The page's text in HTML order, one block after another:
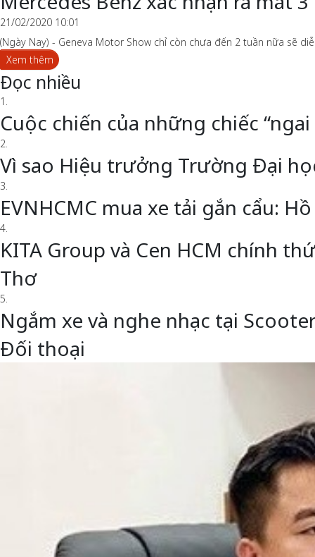
21/02/2020 10:01
(Ngày Nay) - Geneva Motor Show chỉ còn chưa đến 2 tuần nữa sẽ
Xem thêm
Đọc nhiều
1.
Cuộc chiến của những chiếc
2.
Vì sao Hiệu trưởng Trường Đại
3.
EVNHCMC mua xe tải gắn cẩu:
4.
KITA Group và Cen HCM chính
Thơ
5.
Ngắm xe và nghe nhạc tại
Đối thoại